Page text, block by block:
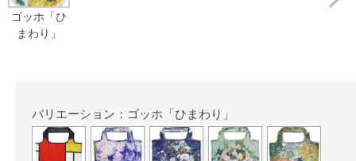
ゴッホ「ひ
まわり」
バリエーション：ゴッホ「ひまわり」